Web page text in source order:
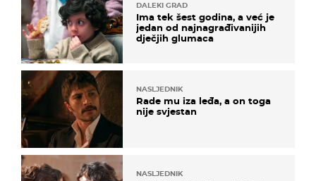
DALEKI GRAD
Ima tek šest godina, a već je
jedan od najnagrađivanijih
dječjih glumaca
NASLJEDNIK
Rade mu iza leđa, a on toga
nije svjestan
NASLJEDNIK